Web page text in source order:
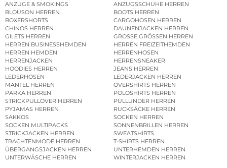
ANZÜGE & SMOKINGS
ANZUGSSCHUHE HERREN
BLOUSON HERREN
BOOTS HERREN
BOXERSHORTS
CARGOHOSEN HERREN
CHINOS HERREN
DAUNENJACKEN HERREN
GILETS HERREN
GROSSE GRÖSSEN HERREN
HERREN BUSINESSHEMDEN
HERREN FREIZEITHEMDEN
HERREN HEMDEN
HERRENHOSEN
HERRENJACKEN
HERRENSNEAKER
HOODIES HERREN
JEANS HERREN
LEDERHOSEN
LEDERJACKEN HERREN
MÄNTEL HERREN
OVERSHIRTS HERREN
PARKA HERREN
POLOSHIRTS HERREN
STRICKPULLOVER HERREN
PULLUNDER HERREN
PYJAMAS HERREN
RUCKSÄCKE HERREN
SAKKOS
SOCKEN HERREN
SOCKEN MULTIPACKS
SONNENBRILLEN HERREN
STRICKJACKEN HERREN
SWEATSHIRTS
TRACHTENMODE HERREN
T-SHIRTS HERREN
ÜBERGANGSJACKEN HERREN
UNTERHEMDEN HERREN
UNTERWÄSCHE HERREN
WINTERJACKEN HERREN